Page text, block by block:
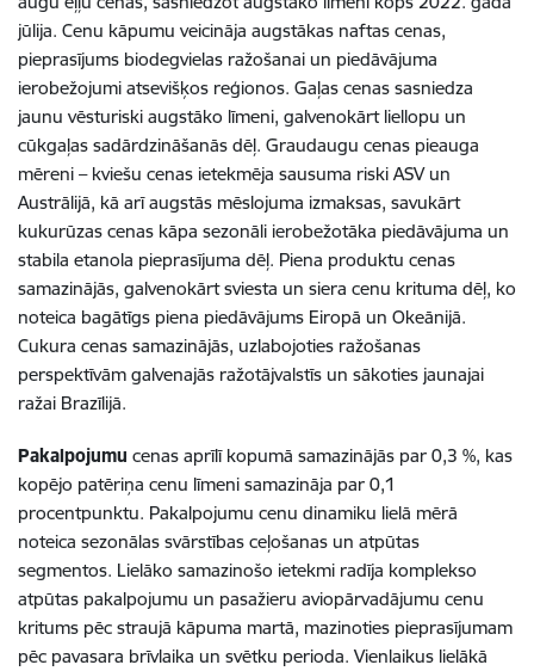
jūlija. Cenu kāpumu veicināja augstākas naftas cenas,
pieprasījums biodegvielas ražošanai un piedāvājuma
ierobežojumi atsevišķos reģionos. Gaļas cenas sasniedza
jaunu vēsturiski augstāko līmeni, galvenokārt liellopu un
cūkgaļas sadārdzināšanās dēļ. Graudaugu cenas pieauga
mēreni – kviešu cenas ietekmēja sausuma riski ASV un
Austrālijā, kā arī augstās mēslojuma izmaksas, savukārt
kukurūzas cenas kāpa sezonāli ierobežotāka piedāvājuma un
stabila etanola pieprasījuma dēļ. Piena produktu cenas
samazinājās, galvenokārt sviesta un siera cenu krituma dēļ, ko
noteica bagātīgs piena piedāvājums Eiropā un Okeānijā.
Cukura cenas samazinājās, uzlabojoties ražošanas
perspektīvām galvenajās ražotājvalstīs un sākoties jaunajai
ražai Brazīlijā.
Pakalpojumu cenas aprīlī kopumā samazinājās par 0,3 %, kas
kopējo patēriņa cenu līmeni samazināja par 0,1
procentpunktu. Pakalpojumu cenu dinamiku lielā mērā
noteica sezonālas svārstības ceļošanas un atpūtas
segmentos. Lielāko samazinošo ietekmi radīja komplekso
atpūtas pakalpojumu un pasažieru aviopārvadājumu cenu
kritums pēc straujā kāpuma martā, mazinoties pieprasījumam
pēc pavasara brīvlaika un svētku perioda. Vienlaikus lielākā